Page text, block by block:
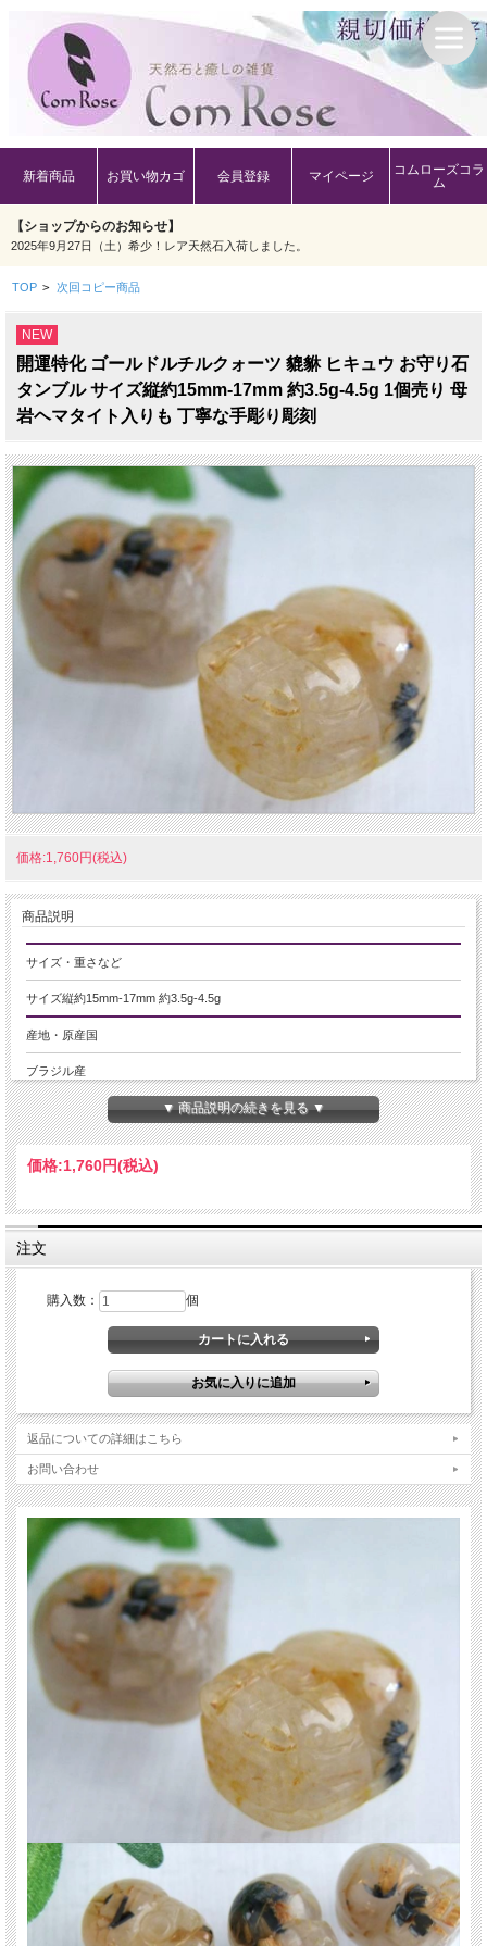
新着商品 お買い物カゴ 会員登録 マイページ
コムローズコラ
ム
【ショップからのお知らせ】
2025年9月27日（土）希少！レア天然石入荷しました。
TOP > 次回コピー商品
NEW
開運特化 ゴールドルチルクォーツ 貔貅 ヒキュウ お守り石
タンブル サイズ縦約15mm-17mm 約3.5g-4.5g 1個売り 母
岩ヘマタイト入りも 丁寧な手彫り彫刻
価格:1,760円(税込)
商品説明
サイズ・重さなど
サイズ縦約15mm-17mm 約3.5g-4.5g
産地・原産国
ブラジル産
グレードなど
-
ゴールドルチル
商品説明
金運のお守りとして人気の「貔貅（ヒキュウ）」彫刻が施されたゴールドルチル
クォーツが入荷しました。
貔貅は古来より財を集め、蓄え、逃がさないと伝えられる瑞獣として親しまれ、
その力強い姿を職人が丁寧に彫刻した存在感抜群の逸品です。
内部には金色に輝くルチルをしっかりと内包。中には母岩由来のヘマタイトを含
む個体もあり、
天然石ならではの個性的な表情をお楽しみいただけます。
やすい特別価格でのご案内です。
ゴールドルチル好きの方はもちろん、貔貅モチーフのコレクションやお守り石を
お探しの方にもおすすめです。
【貔貅【ヒキュウ】とは】
金銀などの財宝を主食とする中国神話の神獣で、財運アップに絶大な効果を持つ
とされています。
中国では「一回触ると運勢アップ(運程旺盛)、二回触ると財運アップ(財源滾
滾)、三回触ると出世する(平歩青云)」と言われ、特に商売人には大切に扱われて
いるそうです。
【意味合い・云われ・伝承等】
金運アップ・仕事運・勝負運のお守りとして大変人気がある石です。
ゴールドルチルはその見た目から、『金の線が入っている石』⇒『金銭が入る
石』として金運・財運の象徴として重宝されてきました。
また、勇気や向上心を育み、ポジティブな思考を促進します。
不安や悩みがある時に成功への願いに焦点を当てることで、持ち主を前進させる
※ランダムの発送です。針の量やサイズはお選びいただけません。
※重さ別でまとめて出品の為、サイズや重さには個体差があります。
※サイズは目安です。細かな誤差が出る場合があります。
※天然石ですので細かなカケや凹み、歪な部分やクラックなどがある場合があり
▼ 商品説明の続きを見る ▼
価格:1,760円(税込)
注文
購入数： 個
返品についての詳細はこちら
お問い合わせ